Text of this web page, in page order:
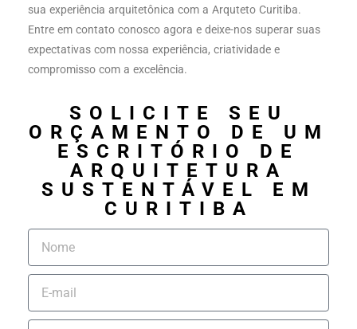
sua experiência arquitetônica com a Arquteto Curitiba.
Entre em contato conosco agora e deixe-nos superar suas
expectativas com nossa experiência, criatividade e
compromisso com a excelência.
SOLICITE SEU
ORÇAMENTO DE UM
ESCRITÓRIO DE
ARQUITETURA
SUSTENTÁVEL EM
CURITIBA